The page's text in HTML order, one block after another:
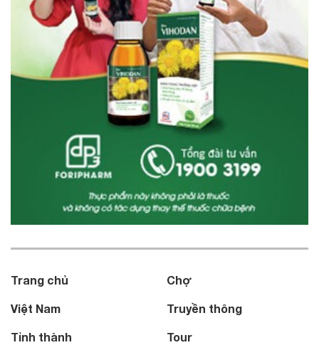
Trang chủ
Việt Nam
Tỉnh thành
Chợ
Truyền thông
Tour